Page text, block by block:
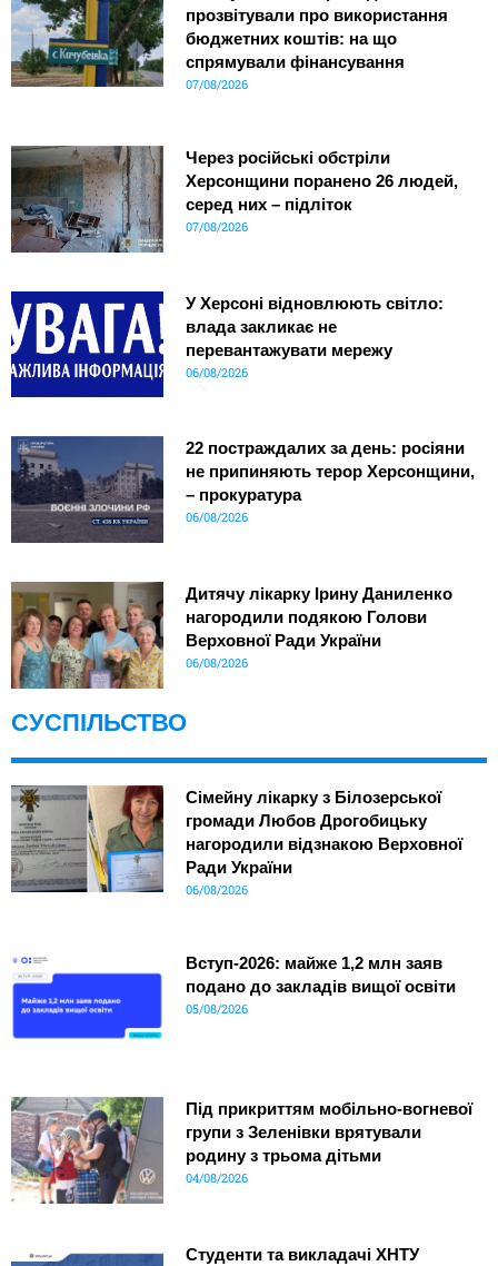
прозвітували про використання
бюджетних коштів: на що
спрямували фінансування
07/08/2026
Через російські обстріли
Херсонщини поранено 26 людей,
серед них – підліток
07/08/2026
У Херсоні відновлюють світло:
влада закликає не
перевантажувати мережу
06/08/2026
22 постраждалих за день: росіяни
не припиняють терор Херсонщини,
– прокуратура
06/08/2026
Дитячу лікарку Ірину Даниленко
нагородили подякою Голови
Верховної Ради України
06/08/2026
СУСПІЛЬСТВО
Сімейну лікарку з Білозерської
громади Любов Дрогобицьку
нагородили відзнакою Верховної
Ради України
06/08/2026
Вступ-2026: майже 1,2 млн заяв
подано до закладів вищої освіти
05/08/2026
Під прикриттям мобільно-вогневої
групи з Зеленівки врятували
родину з трьома дітьми
04/08/2026
Студенти та викладачі ХНТУ